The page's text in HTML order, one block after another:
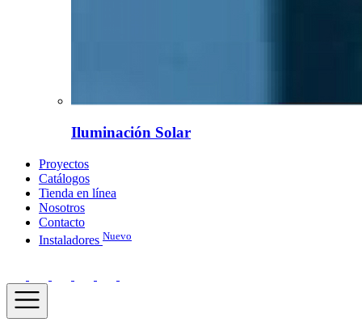
Iluminación Solar
Proyectos
Catálogos
Tienda en línea
Nosotros
Contacto
Instaladores Nuevo